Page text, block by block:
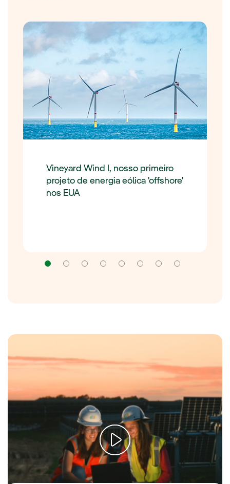
Vineyard Wind I, nosso primeiro
projeto de energia eólica 'offshore'
nos EUA
NavegaçãoNavegaçãoNavegaçãoNavegaçãoNavegaçãoNavegação
Avangrid, onde a energia encontra a humanidade.